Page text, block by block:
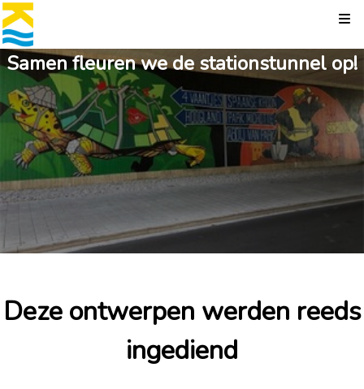
Samen fleuren we de stationstunnel op!
Deze ontwerpen werden reeds
ingediend